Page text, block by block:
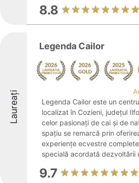
8.8
Laureați
Legenda Cailor
Legenda Cailor este un
localizat în Cozieni, județul
celor pasionați de cai și de
spațiu se remarcă prin
experiențe ecvestre
specială acordată dezvoltării
9.7